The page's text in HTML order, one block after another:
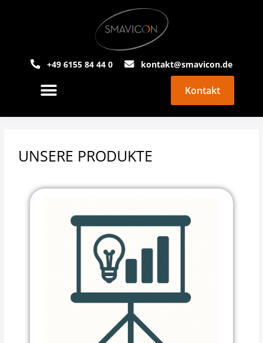
+49 6155 84 44 0 kontakt@smavicon.de
Kontakt
UNSERE PRODUKTE